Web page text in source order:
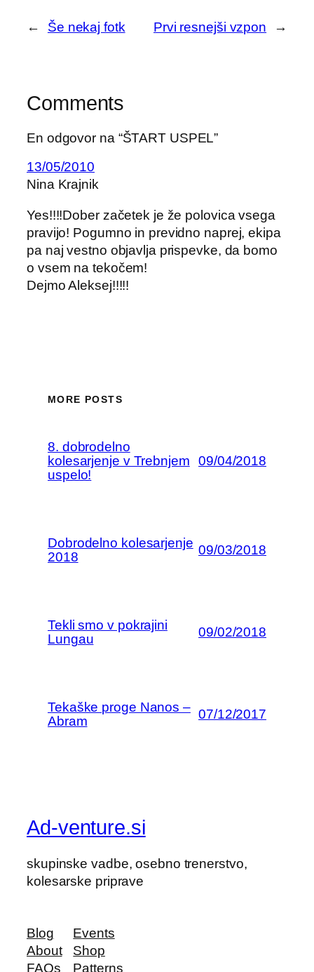
← Še nekaj fotk Prvi resnejši vzpon →
Comments
En odgovor na “ŠTART USPEL”
13/05/2010
Nina Krajnik
Yes!!!!Dober začetek je že polovica vsega
pravijo! Pogumno in previdno naprej, ekipa
pa naj vestno objavlja prispevke, da bomo
o vsem na tekočem!
Dejmo Aleksej!!!!!
MORE POSTS
8. dobrodelno
kolesarjenje v Trebnjem
uspelo!
09/04/2018
Dobrodelno kolesarjenje
2018
09/03/2018
Tekli smo v pokrajini
Lungau
09/02/2018
Tekaške proge Nanos –
Abram
07/12/2017
Ad-venture.si
skupinske vadbe, osebno trenerstvo,
kolesarske priprave
Blog
About
FAQs
Events
Shop
Patterns